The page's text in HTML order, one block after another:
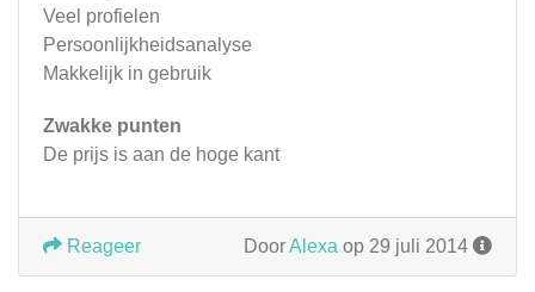
Veel profielen
Persoonlijkheidsanalyse
Makkelijk in gebruik
Zwakke punten
De prijs is aan de hoge kant
DoorAlexa op 29 juli 2014
Reageer